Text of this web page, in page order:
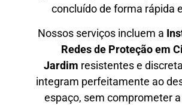
concluído de forma rápida
Nossos serviços incluem a
Redes de Proteção em
Jardim resistentes e
integram perfeitamente ao
espaço, sem comprometer